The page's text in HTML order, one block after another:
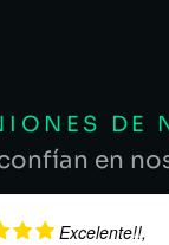
DE
en
Excelente!!,